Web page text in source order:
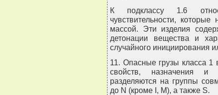
К подклассу 1.6
чувствительности,
массой. Эти изделия
детонации вещества и
случайного инициирования
11. Опасные грузы класса 1
свойств, назначения и
разделяются на группы
до N (кроме I, M), а также S.